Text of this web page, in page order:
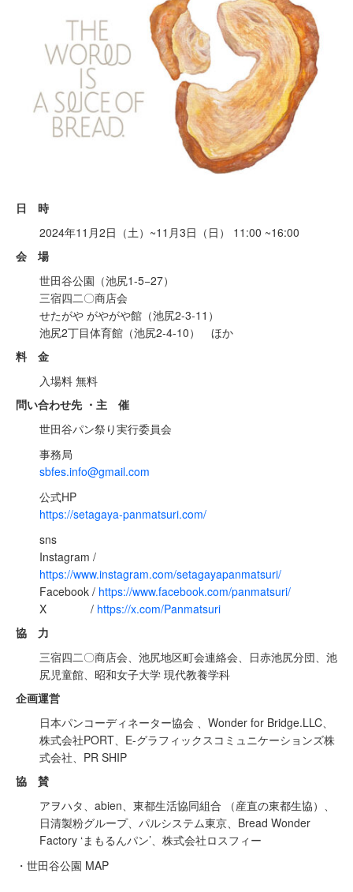
日 時
2024年11月2日（土）~11月3日（日） 11:00 ~16:00
会 場
世田谷公園（池尻1-5−27）
三宿四二〇商店会
せたがや がやがや館（池尻2-3-11）
池尻2丁目体育館（池尻2-4-10） ほか
料 金
入場料 無料
問い合わせ先 ・主 催
世田谷パン祭り実行委員会
事務局
sbfes.info@gmail.com
公式HP
https://setagaya-panmatsuri.com/
sns
Instagram /
https://www.instagram.com/setagayapanmatsuri/
Facebook / https://www.facebook.com/panmatsuri/
X / https://x.com/Panmatsuri
協 力
三宿四二〇商店会、池尻地区町会連絡会、日赤池尻分団、池
尻児童館、昭和女子大学 現代教養学科
企画運営
日本パンコーディネーター協会 、Wonder for Bridge.LLC、
株式会社PORT、E-グラフィックスコミュニケーションズ株
式会社、PR SHIP
協 賛
アヲハタ、abien、東都生活協同組合 （産直の東都生協）、
日清製粉グループ、パルシステム東京、Bread Wonder
Factory ‘まもるんパン’、株式会社ロスフィー
・世田谷公園 MAP